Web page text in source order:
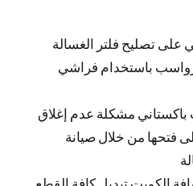
على تصليح فلتر الغسالة
باستخدام فراشي
باكستاني مشكلة عدم إغلاق
فتحها من خلال صيانة